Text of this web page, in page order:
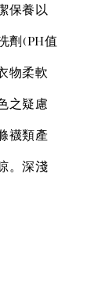
保養以
劑(PH值
物柔軟
之疑慮
襪類產
。深淺